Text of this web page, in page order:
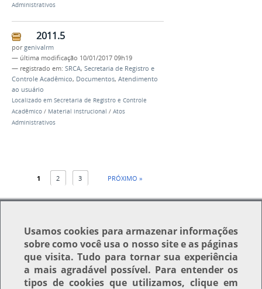
Administrativos
2011.5
porgenivalrm
— última modificação 10/01/2017 09h19
— registrado em: SRCA, Secretaria de Registro e
Controle Acadêmico, Documentos, Atendimento
ao usuário
Localizado em Secretaria de Registro e Controle
Acadêmico / Material instrucional / Atos
Administrativos
1 2 3 PRÓXIMO »
Voltar para o topo
Usamoscookies para armazenar informações
sobre como você usa o nosso site e as páginas
que visita. Tudo para tornar sua experiência
a mais agradável possível. Para entender os
tipos de cookies que utilizamos, clique em